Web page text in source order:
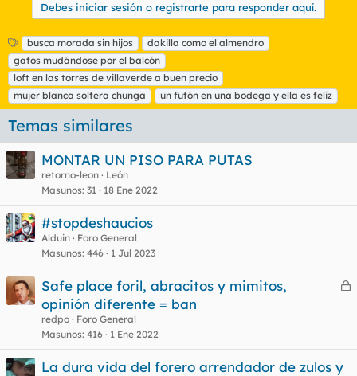
Debes iniciar sesión o registrarte para responder aquí.
E
t
i
q
u
e
t
a
s
busca morada sin hijos
dakilla como el almendro
gatos mudándose por el balcón
loft en las torres de villaverde a buen precio
mujer blanca soltera chunga
un futón en una bodega y ella es feliz
Temas similares
MONTAR UN PISO PARA PUTAS
retorno-leon
León
Masunos 31 18 Ene 2022
#stopdeshaucios
Alduin
Foro General
Masunos 446 1 Jul 2023
C
a
Safe place foril, abracitos y mimitos,
opinión diferente = ban
redpo
Foro General
Masunos 416 1 Ene 2022
La dura vida del forero arrendador de zulos y